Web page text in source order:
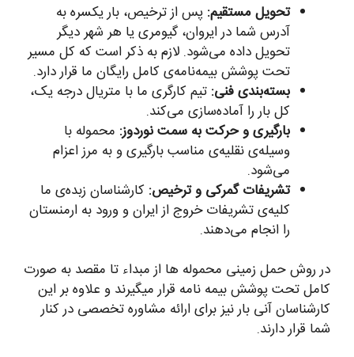
تحویل مستقیم: پس از ترخیص، بار یکسره به
آدرس شما در ایروان، گیومری یا هر شهر دیگر
تحویل داده می‌شود. لازم به ذکر است که کل مسیر
تحت پوشش بیمه‌نامه‌ی کامل رایگان ما قرار دارد.
بسته‌بندی فنی: تیم کارگری ما با متریال درجه یک،
کل بار را آماده‌سازی می‌کند.
بارگیری و حرکت به سمت نوردوز: محموله با
وسیله‌ی نقلیه‌ی مناسب بارگیری و به مرز اعزام
می‌شود.
تشریفات گمرکی و ترخیص: کارشناسان زبده‌ی ما
کلیه‌ی تشریفات خروج از ایران و ورود به ارمنستان
را انجام می‌دهند.
در روش حمل زمینی محموله ها از مبداء تا مقصد به صورت
کامل تحت پوشش بیمه نامه قرار میگیرند و علاوه بر این
کارشناسان آنی بار نیز برای ارائه مشاوره تخصصی در کنار
شما قرار دارند.